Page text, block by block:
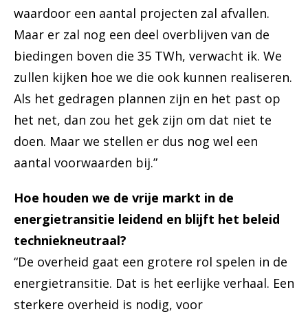
waardoor een aantal projecten zal afvallen.
Maar er zal nog een deel overblijven van de
biedingen boven die 35 TWh, verwacht ik. We
zullen kijken hoe we die ook kunnen realiseren.
Als het gedragen plannen zijn en het past op
het net, dan zou het gek zijn om dat niet te
doen. Maar we stellen er dus nog wel een
aantal voorwaarden bij.”
Hoe houden we de vrije markt in de
energietransitie leidend en blijft het beleid
techniekneutraal?
“De overheid gaat een grotere rol spelen in de
energietransitie. Dat is het eerlijke verhaal. Een
sterkere overheid is nodig, voor